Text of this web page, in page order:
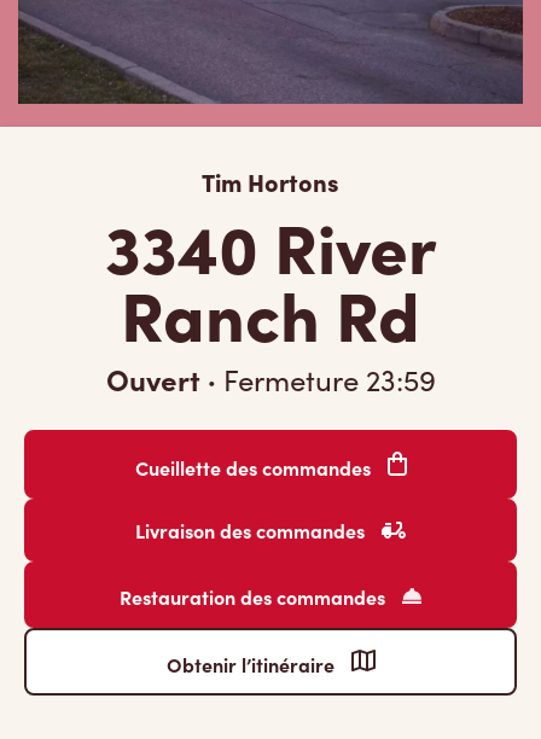
Tim Hortons
3340 River
Ranch Rd
Ouvert · Fermeture 23:59
Cueillette des commandes
Livraison des commandes
Restauration des commandes
Obtenir l’itinéraire